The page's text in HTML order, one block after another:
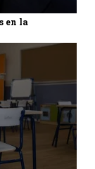
en la